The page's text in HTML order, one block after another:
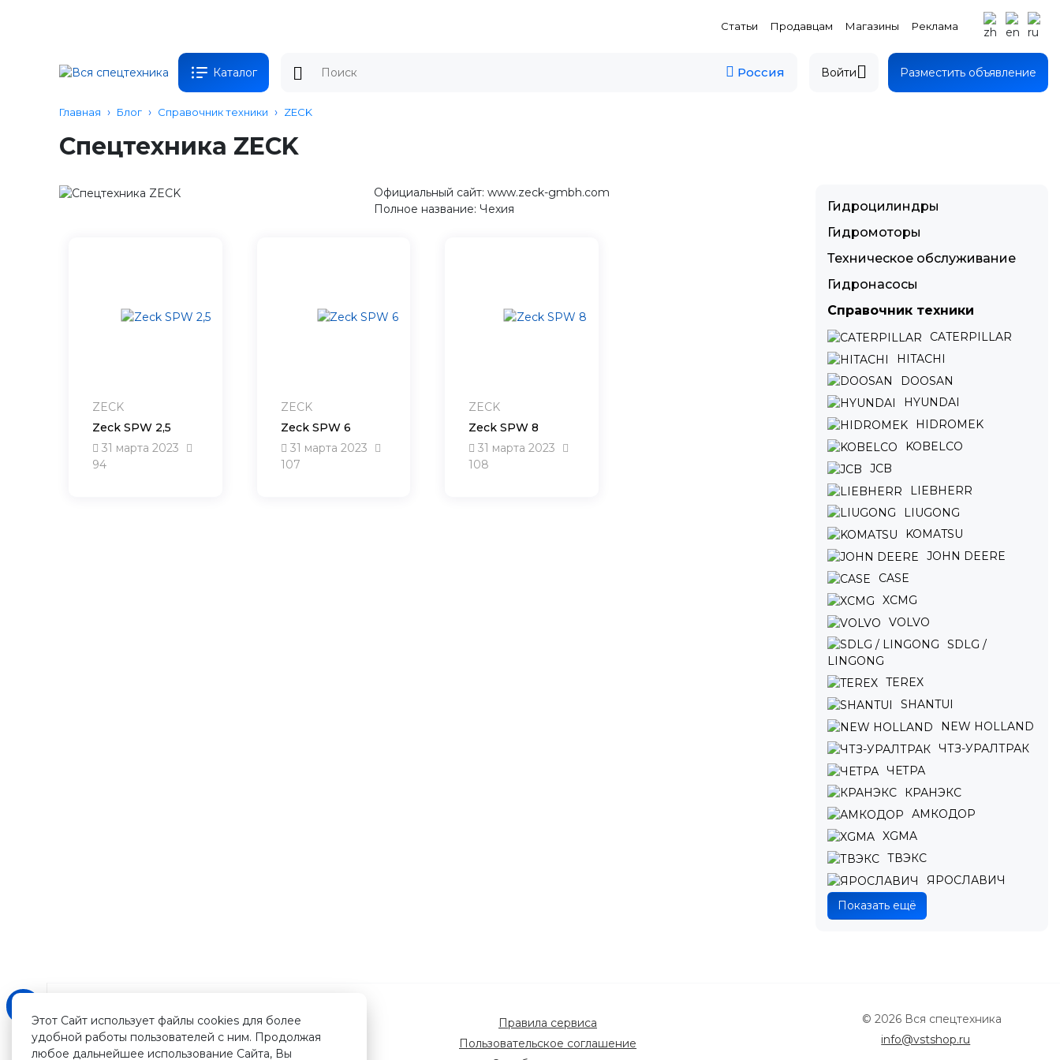
Статьи Продавцам Магазины Реклама
Каталог Россия Войти Разместить объявление
Главная Блог Справочник техники ZECK
Спецтехника ZECK
Официальный сайт: www.zeck-gmbh.com
Полное название: Чехия
ZECK
Zeck SPW 2,5
31 марта 2023
94
ZECK
Zeck SPW 6
31 марта 2023
107
ZECK
Zeck SPW 8
31 марта 2023
108
Гидроцилиндры
Гидромоторы
Техническое обслуживание
Гидронасосы
Справочник техники
CATERPILLAR
HITACHI
DOOSAN
HYUNDAI
HIDROMEK
KOBELCO
JCB
LIEBHERR
LIUGONG
KOMATSU
JOHN DEERE
CASE
XCMG
VOLVO
SDLG /
LINGONG
TEREX
SHANTUI
NEW HOLLAND
ЧТЗ-УРАЛТРАК
ЧЕТРА
КРАНЭКС
АМКОДОР
XGMA
ТВЭКС
ЯРОСЛАВИЧ
Показать ещё
Этот Сайт использует файлы cookies для более
удобной работы пользователей с ним. Продолжая
любое дальнейшее использование Сайта, Вы
Правила сервиса
Пользовательское соглашение
© 2026 Вся спецтехника
info@vstshop.ru